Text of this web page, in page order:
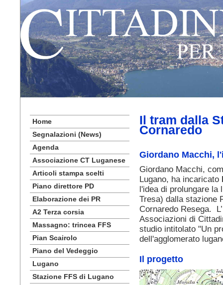
Home
Segnalazioni (News)
Agenda
Associazione CT Luganese
Articoli stampa scelti
Piano direttore PD
Elaborazione dei PR
A2 Terza corsia
Massagno: trincea FFS
Pian Scairolo
Piano del Vedeggio
Lugano
Stazione FFS di Lugano
Il tram dalla
Cornaredo
Giordano Macchi,
Giordano Macchi,
Lugano, ha incaricato
l'idea di prolungare la
Tresa) dalla stazione
Cornaredo Resega.
Associazioni di
studio intitolato "Un
dell'agglomerato
Il progetto